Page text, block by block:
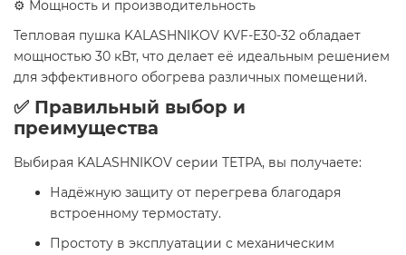
⚙️ Мощность и производительность
Тепловая пушка KALASHNIKOV KVF-E30-32 обладает
мощностью 30 кВт, что делает её идеальным решением
для эффективного обогрева различных помещений.
✅ Правильный выбор и
преимущества
Выбирая KALASHNIKOV серии ТЕТРА, вы получаете:
Надёжную защиту от перегрева благодаря
встроенному термостату.
Простоту в эксплуатации с механическим